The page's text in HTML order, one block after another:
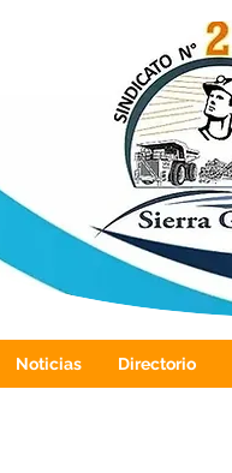
Noticias Directorio